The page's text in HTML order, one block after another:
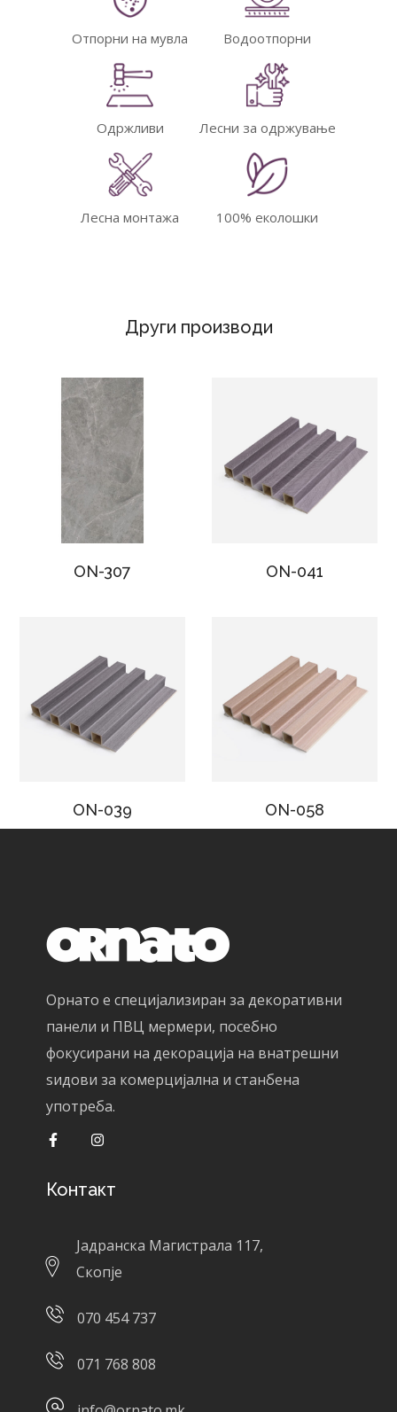
Отпорни на мувла Водоотпорни
Одржливи Лесни за одржување
Лесна монтажа 100% еколошки
Други производи
ON-307 ON-041
ON-039 ON-058
Орнато е специјализиран за декоративни
панели и ПВЦ мермери, посебно
фокусирани на декорација на внатрешни
ѕидови за комерцијална и станбена
употреба.
Контакт
Јадранска Магистрала 117,
Скопје
070 454 737
071 768 808